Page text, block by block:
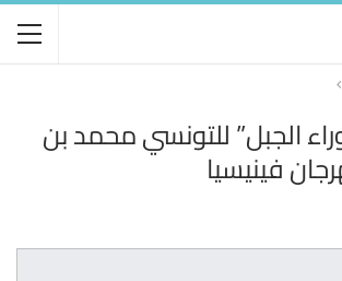
الجبل” للتونسي محمد بن
فينيسيا